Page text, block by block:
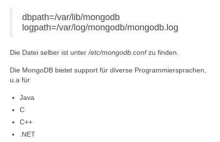
dbpath=/var/lib/mongodb
logpath=/var/log/mongodb/mongodb.log
Die Datei selber ist unter /etc/mongodb.confzu finden.
Die MongoDB bietet support für diverse Programmiersprachen,
u.a für
Java
C
C++
.NET